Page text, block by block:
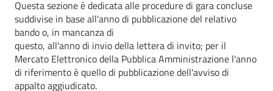
Questa sezione è dedicata alle procedure di gara concluse
suddivise in base all'anno di pubblicazione del relativo
bando o, in mancanza di
questo, all'anno di invio della lettera di invito; per il
Mercato Elettronico della Pubblica Amministrazione l'anno
di riferimento è quello di pubblicazione dell'avviso di
appalto aggiudicato.